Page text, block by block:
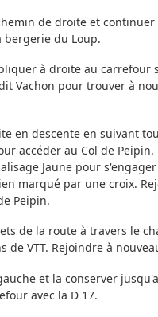
de droite et
bergerie du Loup.
à droite au carrefour
Vachon pour trouver à
en descente en suivant
accéder au Col de Peipin.
Jaune pour
marqué par une croix.
Peipin.
de la route à travers le
de VTT. Rejoindre à
et la conserver
avec la D 17.